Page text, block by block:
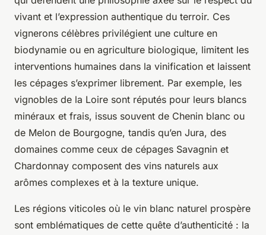
vivant et l’expression authentique du terroir. Ces
vignerons célèbres privilégient une culture en
biodynamie ou en agriculture biologique, limitent les
interventions humaines dans la vinification et laissent
les cépages s’exprimer librement. Par exemple, les
vignobles de la Loire sont réputés pour leurs blancs
minéraux et frais, issus souvent de Chenin blanc ou
de Melon de Bourgogne, tandis qu’en Jura, des
domaines comme ceux de cépages Savagnin et
Chardonnay composent des vins naturels aux
arômes complexes et à la texture unique.
Les régions viticoles où le vin blanc naturel prospère
sont emblématiques de cette quête d’authenticité : la